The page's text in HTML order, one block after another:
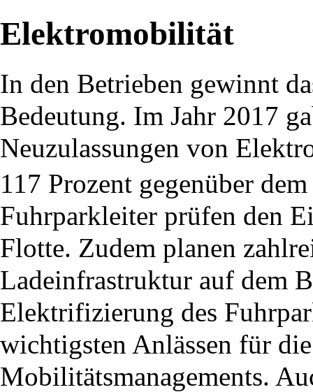
Elektromobilität
In den Betrieben gewinnt
Bedeutung. Im Jahr 2017
Neuzulassungen von
117 Prozent gegenüber
Fuhrparkleiter prüfen den
Flotte. Zudem planen
Ladeinfrastruktur auf dem
Elektrifizierung des
wichtigsten Anlässen für
Mobilitätsmanagements.